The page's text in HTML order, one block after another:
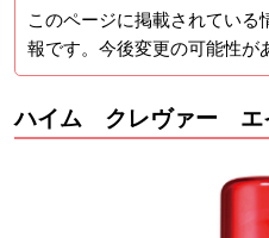
このページに掲載されている
報です。今後変更の可能性が
ハイム クレヴァー エ